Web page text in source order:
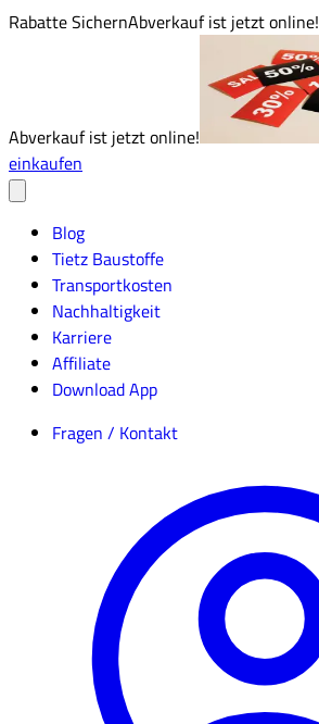
Rabatte SichernAbverkauf ist jetzt online!
Abverkauf ist jetzt online!
einkaufen
Blog
Tietz Baustoffe
Transportkosten
Nachhaltigkeit
Karriere
Affiliate
Download App
Fragen / Kontakt